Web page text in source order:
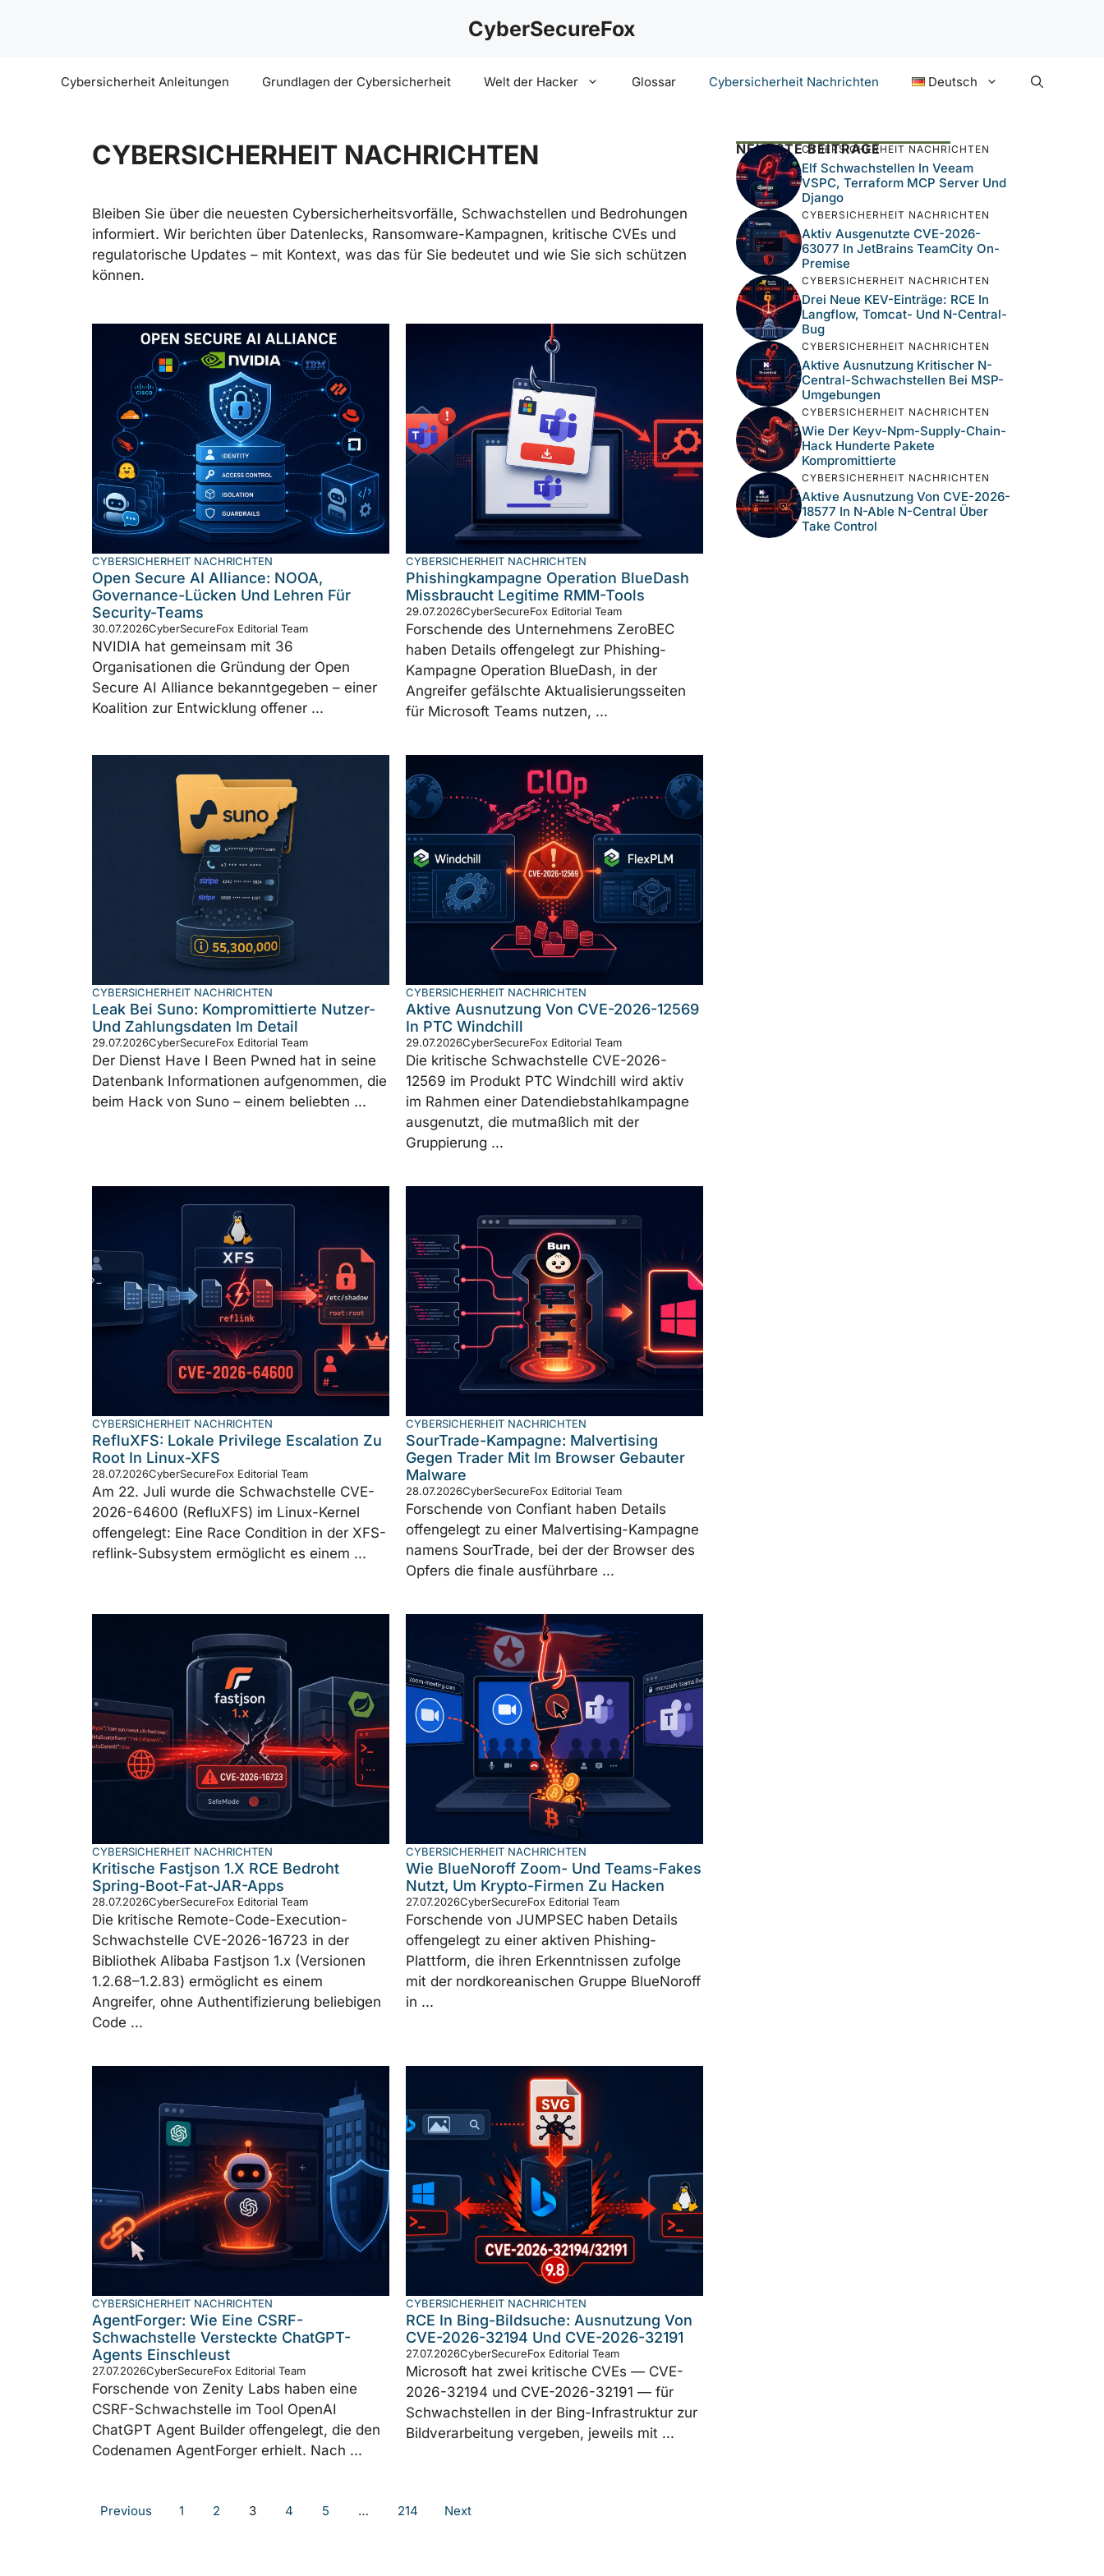
CyberSecureFox
Cybersicherheit Anleitungen Grundlagen der Cybersicherheit Welt der Hacker Glossar Cybersicherheit Nachrichten Deutsch
CYBERSICHERHEIT NACHRICHTEN
Bleiben Sie über die neuesten Cybersicherheitsvorfälle, Schwachstellen und Bedrohungen
informiert. Wir berichten über Datenlecks, Ransomware-Kampagnen, kritische CVEs und
regulatorische Updates – mit Kontext, was das für Sie bedeutet und wie Sie sich schützen
können.
CYBERSICHERHEIT NACHRICHTEN
Open Secure AI Alliance: NOOA,
Governance-Lücken Und Lehren Für
Security-Teams
30.07.2026CyberSecureFox Editorial Team
NVIDIA hat gemeinsam mit 36
Organisationen die Gründung der Open
Secure AI Alliance bekanntgegeben – einer
Koalition zur Entwicklung offener ...
CYBERSICHERHEIT NACHRICHTEN
Phishingkampagne Operation BlueDash
Missbraucht Legitime RMM-Tools
29.07.2026CyberSecureFox Editorial Team
Forschende des Unternehmens ZeroBEC
haben Details offengelegt zur Phishing-
Kampagne Operation BlueDash, in der
Angreifer gefälschte Aktualisierungsseiten
für Microsoft Teams nutzen, ...
CYBERSICHERHEIT NACHRICHTEN
Leak Bei Suno: Kompromittierte Nutzer-
Und Zahlungsdaten Im Detail
29.07.2026CyberSecureFox Editorial Team
Der Dienst Have I Been Pwned hat in seine
Datenbank Informationen aufgenommen, die
beim Hack von Suno – einem beliebten ...
CYBERSICHERHEIT NACHRICHTEN
Aktive Ausnutzung Von CVE-2026-12569
In PTC Windchill
29.07.2026CyberSecureFox Editorial Team
Die kritische Schwachstelle CVE-2026-
12569 im Produkt PTC Windchill wird aktiv
im Rahmen einer Datendiebstahlkampagne
ausgenutzt, die mutmaßlich mit der
Gruppierung ...
CYBERSICHERHEIT NACHRICHTEN
RefluXFS: Lokale Privilege Escalation Zu
Root In Linux-XFS
28.07.2026CyberSecureFox Editorial Team
Am 22. Juli wurde die Schwachstelle CVE-
2026-64600 (RefluXFS) im Linux-Kernel
offengelegt: Eine Race Condition in der XFS-
reflink-Subsystem ermöglicht es einem ...
CYBERSICHERHEIT NACHRICHTEN
SourTrade-Kampagne: Malvertising
Gegen Trader Mit Im Browser Gebauter
Malware
28.07.2026CyberSecureFox Editorial Team
Forschende von Confiant haben Details
offengelegt zu einer Malvertising-Kampagne
namens SourTrade, bei der der Browser des
Opfers die finale ausführbare ...
CYBERSICHERHEIT NACHRICHTEN
Kritische Fastjson 1.x RCE Bedroht
Spring-Boot-Fat-JAR-Apps
28.07.2026CyberSecureFox Editorial Team
Die kritische Remote-Code-Execution-
Schwachstelle CVE-2026-16723 in der
Bibliothek Alibaba Fastjson 1.x (Versionen
1.2.68–1.2.83) ermöglicht es einem
Angreifer, ohne Authentifizierung beliebigen
Code ...
CYBERSICHERHEIT NACHRICHTEN
Wie BlueNoroff Zoom- Und Teams-Fakes
Nutzt, Um Krypto-Firmen Zu Hacken
27.07.2026CyberSecureFox Editorial Team
Forschende von JUMPSEC haben Details
offengelegt zu einer aktiven Phishing-
Plattform, die ihren Erkenntnissen zufolge
mit der nordkoreanischen Gruppe BlueNoroff
in ...
CYBERSICHERHEIT NACHRICHTEN
AgentForger: Wie Eine CSRF-
Schwachstelle Versteckte ChatGPT-
Agents Einschleust
27.07.2026CyberSecureFox Editorial Team
Forschende von Zenity Labs haben eine
CSRF-Schwachstelle im Tool OpenAI
ChatGPT Agent Builder offengelegt, die den
Codenamen AgentForger erhielt. Nach ...
CYBERSICHERHEIT NACHRICHTEN
RCE In Bing-Bildsuche: Ausnutzung Von
CVE-2026-32194 Und CVE-2026-32191
27.07.2026CyberSecureFox Editorial Team
Microsoft hat zwei kritische CVEs — CVE-
2026-32194 und CVE-2026-32191 — für
Schwachstellen in der Bing-Infrastruktur zur
Bildverarbeitung vergeben, jeweils mit ...
Previous 1 2 3 4 5 … 214 Next
NEUESTE BEITRÄGE
CYBERSICHERHEIT NACHRICHTEN
Elf Schwachstellen In Veeam
VSPC, Terraform MCP Server Und
Django
CYBERSICHERHEIT NACHRICHTEN
Aktiv Ausgenutzte CVE-2026-
63077 In JetBrains TeamCity On-
Premise
CYBERSICHERHEIT NACHRICHTEN
Drei Neue KEV-Einträge: RCE In
Langflow, Tomcat- Und N-Central-
Bug
CYBERSICHERHEIT NACHRICHTEN
Aktive Ausnutzung Kritischer N-
Central-Schwachstellen Bei MSP-
Umgebungen
CYBERSICHERHEIT NACHRICHTEN
Wie Der Keyv-Npm-Supply-Chain-
Hack Hunderte Pakete
Kompromittierte
CYBERSICHERHEIT NACHRICHTEN
Aktive Ausnutzung Von CVE-2026-
18577 In N-Able N-Central Über
Take Control